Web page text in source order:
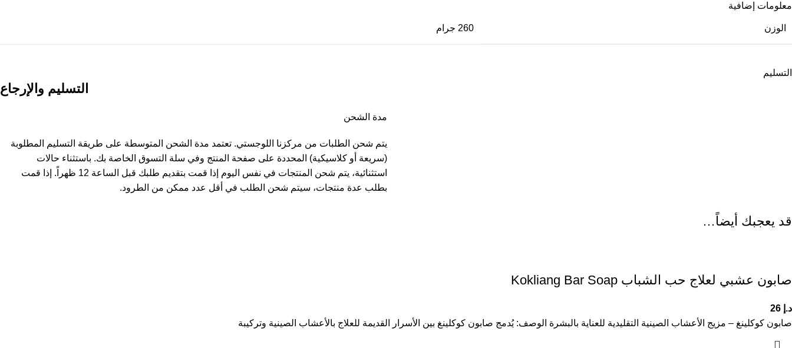
معلومات إضافية
الوزن 260 جرام
التسليم
التسليم والإرجاع
مدة الشحن
يتم شحن الطلبات من مركزنا اللوجستي. تعتمد مدة الشحن المتوسطة على طريقة التسليم المطلوبة
(سريعة أو كلاسيكية) المحددة على صفحة المنتج وفي سلة التسوق الخاصة بك. باستثناء حالات
استثنائية، يتم شحن المنتجات في نفس اليوم إذا قمت بتقديم طلبك قبل الساعة 12 ظهراً. إذا قمت
بطلب عدة منتجات، سيتم شحن الطلب في أقل عدد ممكن من الطرود.
قد يعجبك أيضاً…
صابون عشبي لعلاج حب الشباب Kokliang Bar Soap
د.إ
صابون كوكلينغ – مزيج الأعشاب الصينية التقليدية للعناية بالبشرة الوصف: يُدمج صابون كوكلينغ بين الأسرار القديمة للعلاج بالأعشاب الصينية وتركيبة